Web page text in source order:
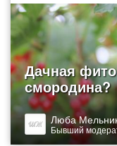
Дачная
смородина?
Люба
Бывший